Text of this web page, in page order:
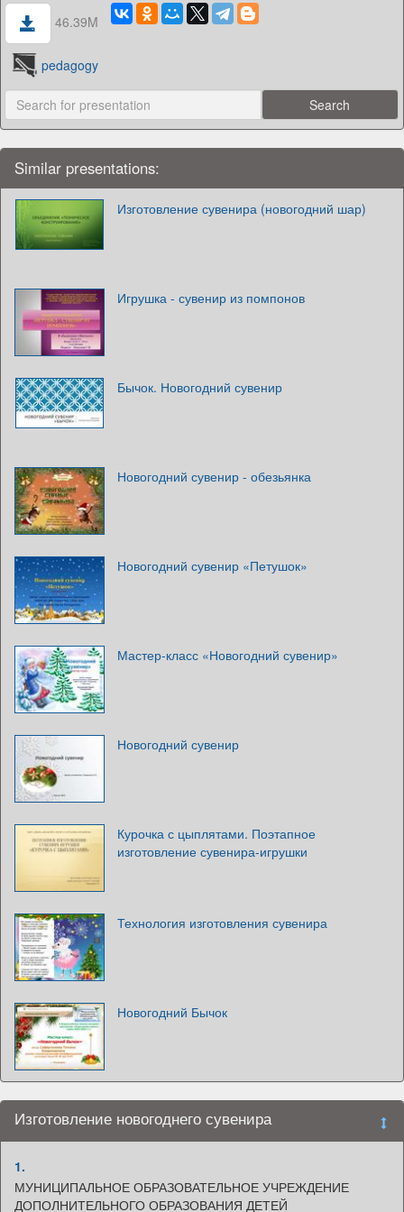
46.39M
pedagogy
Similar presentations:
Изготовление сувенира (новогодний шар)
Игрушка - сувенир из помпонов
Бычок. Новогодний сувенир
Новогодний сувенир - обезьянка
Новогодний сувенир «Петушок»
Мастер-класс «Новогодний сувенир»
Новогодний сувенир
Курочка с цыплятами. Поэтапное
изготовление сувенира-игрушки
Технология изготовления сувенира
Новогодний Бычок
Изготовление новогоднего сувенира
1.
МУНИЦИПАЛЬНОЕ ОБРАЗОВАТЕЛЬНОЕ УЧРЕЖДЕНИЕ
ДОПОЛНИТЕЛЬНОГО ОБРАЗОВАНИЯ ДЕТЕЙ